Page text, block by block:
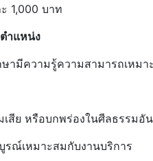
1,000 บาท
ตําแหน่ง
ามีความรู้ความสามารถเหม
เสีย หรือบกพร่องในศีลธรรมอั
ณ์เหมาะสมกับงานบริการ